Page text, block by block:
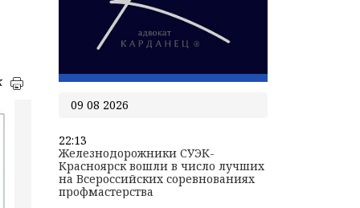
09 08 2026
22:13
Железнодорожники СУЭК-
Красноярск вошли в число лучших
на Всероссийских соревнованиях
профмастерства